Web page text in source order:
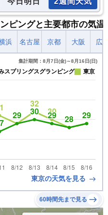
ピングと主要都市の気温
浜 名古屋 京都 大阪 広
集計期間：8月7日(金)～8月16日(日)
スプリングスグランピング 東京
東京の天気を見る
60時間先まで見る